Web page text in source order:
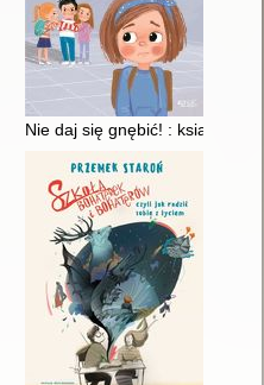
dziecko mówić "nie"!
Nie daj się gnębić! : książka,